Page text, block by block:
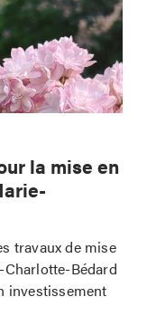
la mise en
travaux de mise
Bédard
investissement